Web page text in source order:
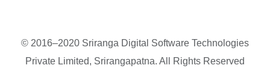
© 2016–2020 Sriranga Digital Software Technologies
Private Limited, Srirangapatna. All Rights Reserved